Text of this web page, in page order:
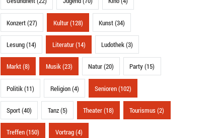
Konzert (27) Kultur (128) Kunst (34)
Lesung (14) Literatur (14) Ludothek (3)
Markt (8) Musik (23) Natur (20) Party (15)
Politik (11) Religion (4) Senioren (102)
Sport (40) Tanz (5) Theater (18) Tourismus (2)
Treffen (150) Vortrag (4)